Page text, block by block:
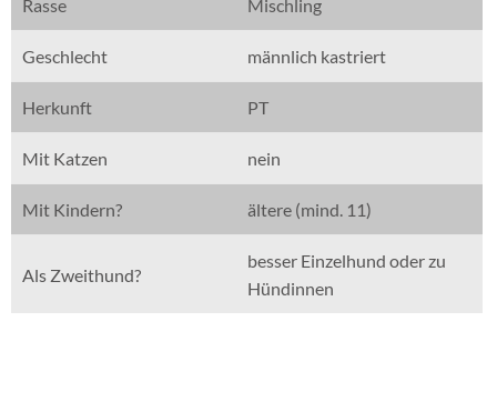
Rasse Mischling
Geschlecht männlich kastriert
Herkunft PT
Mit Katzen nein
Mit Kindern? ältere (mind. 11)
Als Zweithund?
besser Einzelhund oder zu
Hündinnen